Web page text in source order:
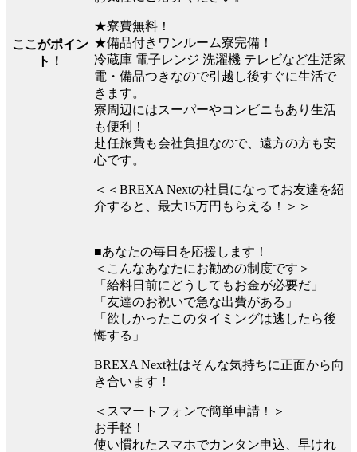
ここがポイン
ト！
★寮費無料！
★備品付きワンルーム寮完備！
冷蔵庫 電子レンジ 洗濯機 テレビなど生活家
電・備品つきなので引越し後すぐに生活で
きます。
寮周辺にはスーパーやコンビニもあり生活
も便利！
赴任旅費も会社負担なので、遠方の方も安
心です。
＜＜BREXA Nextの社員になってお友達を紹
介すると、最大15万円もらえる！＞＞
■あなたの毎日を応援します！
＜こんなあなたにお勧めの制度です＞
「給料日前にどうしてもお金が必要だ」
「友達のお祝いで急な出費がある」
「欲しかったこのタイミングは逃したら後
悔する」
BREXA Next社はそんな気持ちに正面から向
き合います！
＜スマートフォンで簡単申請！＞
お手軽！
使い慣れたスマホでカンタン申込、早けれ